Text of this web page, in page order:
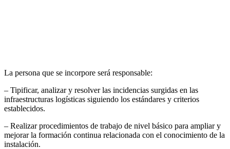
La persona que se incorpore será responsable:
– Tipificar, analizar y resolver las incidencias surgidas en las
infraestructuras logísticas siguiendo los estándares y criterios
establecidos.
– Realizar procedimientos de trabajo de nivel básico para ampliar y
mejorar la formación continua relacionada con el conocimiento de la
instalación.